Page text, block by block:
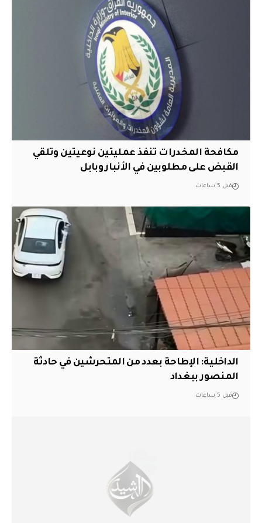
مكافحة المخدرات تنفذ عمليتين نوعيتين وتلقي
القبض على مطلوبين في الأنبار وبابل
قبل 5 ساعات
الداخلية: الإطاحة بعدد من المتحرشين في حادثة
المنصور ببغداد
قبل 5 ساعات